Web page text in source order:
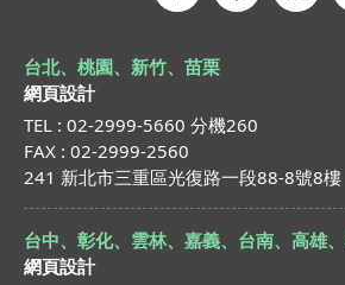
台北、桃園、新竹、苗栗
網頁設計
TEL : 02-2999-5660 分機260
FAX : 02-2999-2560
241 新北市三重區光復路一段88-8號8樓
台中、彰化、雲林、嘉義、台南、高雄
網頁設計